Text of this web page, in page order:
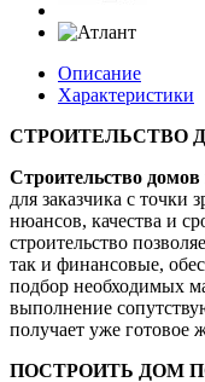
Описание
Характеристики
СТРОИТЕЛЬСТВО
Строительство
для заказчика с точки
нюансов, качества и
строительство
так и финансовые,
подбор необходимых
выполнение
получает уже готовое
ПОСТРОИТЬ ДОМ